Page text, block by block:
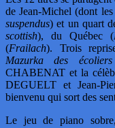
de Jean-Michel (dont
suspendus) et un quart
scottish), du Québec (
(Frailach). Trois
Mazurka des
CHABENAT et la
DEGUELT et Jean-
bienvenu qui sort des
Le jeu de piano